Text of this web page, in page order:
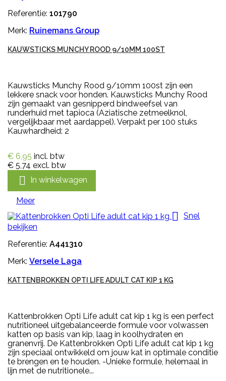
Referentie: 101790
Merk: Ruinemans Group
KAUWSTICKS MUNCHY ROOD 9/10MM 100ST
Kauwsticks Munchy Rood 9/10mm 100st zijn een
lekkere snack voor honden. Kauwsticks Munchy Rood
zijn gemaakt van gesnipperd bindweefsel van
runderhuid met tapioca (Aziatische zetmeelknol,
vergelijkbaar met aardappel). Verpakt per 100 stuks
Kauwhardheid: 2
€ 6,95 incl. btw
€ 5,74 excl. btw
 In winkelwagen
Meer
 Snel
bekijken
Referentie: A441310
Merk: Versele Laga
KATTENBROKKEN OPTI LIFE ADULT CAT KIP 1 KG
Kattenbrokken Opti Life adult cat kip 1 kg is een perfect
nutritioneel uitgebalanceerde formule voor volwassen
katten op basis van kip, laag in koolhydraten en
granenvrij. De Kattenbrokken Opti Life adult cat kip 1 kg
zijn speciaal ontwikkeld om jouw kat in optimale conditie
te brengen en te houden. -Unieke formule, helemaal in
lijn met de nutritionele...